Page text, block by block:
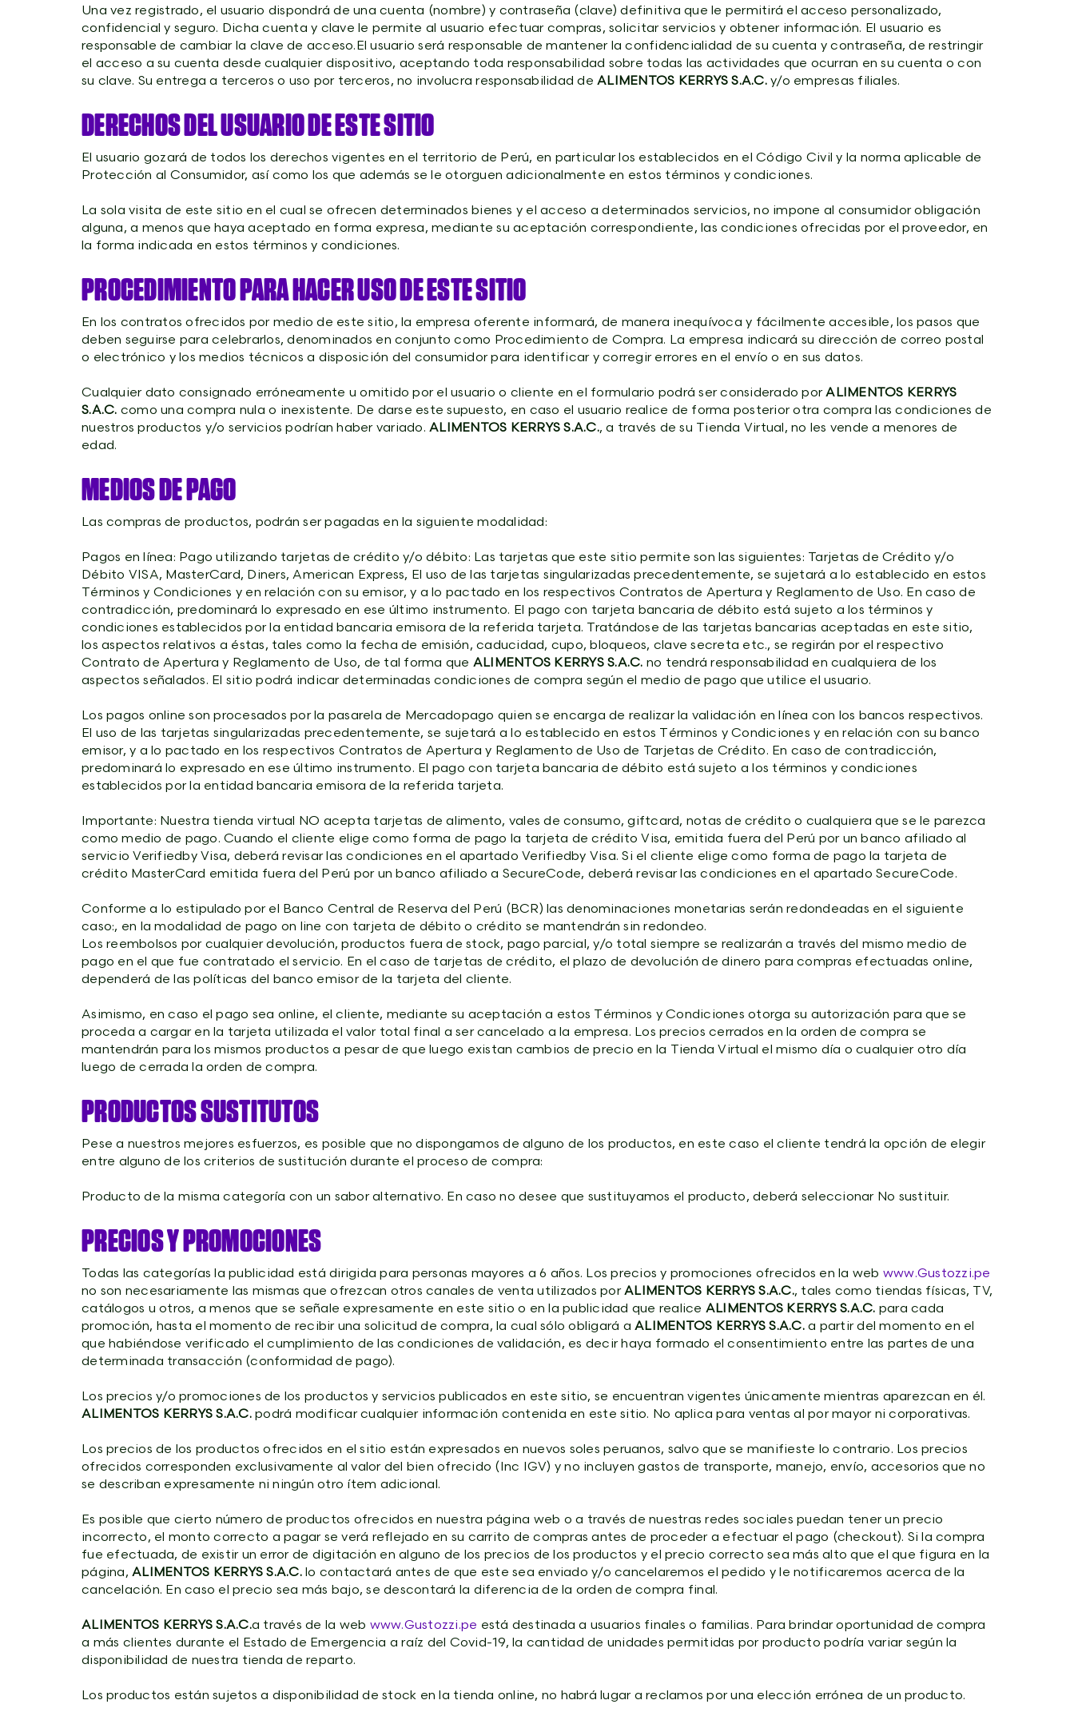
Una vez registrado, el usuario dispondrá de una cuenta (nombre) y contraseña (clave) definitiva que le permitirá el acceso personalizado,
confidencial y seguro. Dicha cuenta y clave le permite al usuario efectuar compras, solicitar servicios y obtener información. El usuario es
responsable de cambiar la clave de acceso.El usuario será responsable de mantener la confidencialidad de su cuenta y contraseña, de restringir
el acceso a su cuenta desde cualquier dispositivo, aceptando toda responsabilidad sobre todas las actividades que ocurran en su cuenta o con
su clave. Su entrega a terceros o uso por terceros, no involucra responsabilidad de ALIMENTOS KERRYS S.A.C.y/o empresas filiales.
DERECHOS DEL USUARIO DE ESTE SITIO
El usuario gozará de todos los derechos vigentes en el territorio de Perú, en particular los establecidos en el Código Civil y la norma aplicable de
Protección al Consumidor, así como los que además se le otorguen adicionalmente en estos términos y condiciones.
La sola visita de este sitio en el cual se ofrecen determinados bienes y el acceso a determinados servicios, no impone al consumidor obligación
alguna, a menos que haya aceptado en forma expresa, mediante su aceptación correspondiente, las condiciones ofrecidas por el proveedor, en
la forma indicada en estos términos y condiciones.
PROCEDIMIENTO PARA HACER USO DE ESTE SITIO
En los contratos ofrecidos por medio de este sitio, la empresa oferente informará, de manera inequívoca y fácilmente accesible, los pasos que
deben seguirse para celebrarlos, denominados en conjunto como Procedimiento de Compra. La empresa indicará su dirección de correo postal
o electrónico y los medios técnicos a disposición del consumidor para identificar y corregir errores en el envío o en sus datos.
Cualquier dato consignado erróneamente u omitido por el usuario o cliente en el formulario podrá ser considerado porALIMENTOS KERRYS
S.A.C. como una compra nula o inexistente. De darse este supuesto, en caso el usuario realice de forma posterior otra compra las condiciones de
nuestros productos y/o servicios podrían haber variado. ALIMENTOS KERRYS S.A.C., a través de su Tienda Virtual, no les vende a menores de
edad.
MEDIOS DE PAGO
Las compras de productos, podrán ser pagadas en la siguiente modalidad:
Pagos en línea: Pago utilizando tarjetas de crédito y/o débito: Las tarjetas que este sitio permite son las siguientes: Tarjetas de Crédito y/o
Débito VISA, MasterCard, Diners, American Express, El uso de las tarjetas singularizadas precedentemente, se sujetará a lo establecido en estos
Términos y Condiciones y en relación con su emisor, y a lo pactado en los respectivos Contratos de Apertura y Reglamento de Uso. En caso de
contradicción, predominará lo expresado en ese último instrumento. El pago con tarjeta bancaria de débito está sujeto a los términos y
condiciones establecidos por la entidad bancaria emisora de la referida tarjeta. Tratándose de las tarjetas bancarias aceptadas en este sitio,
los aspectos relativos a éstas, tales como la fecha de emisión, caducidad, cupo, bloqueos, clave secreta etc., se regirán por el respectivo
Contrato de Apertura y Reglamento de Uso, de tal forma que ALIMENTOS KERRYS S.A.C. no tendrá responsabilidad en cualquiera de los
aspectos señalados. El sitio podrá indicar determinadas condiciones de compra según el medio de pago que utilice el usuario.
Los pagos online son procesados por la pasarela de Mercadopago quien se encarga de realizar la validación en línea con los bancos respectivos.
El uso de las tarjetas singularizadas precedentemente, se sujetará a lo establecido en estos Términos y Condiciones y en relación con su banco
emisor, y a lo pactado en los respectivos Contratos de Apertura y Reglamento de Uso de Tarjetas de Crédito. En caso de contradicción,
predominará lo expresado en ese último instrumento. El pago con tarjeta bancaria de débito está sujeto a los términos y condiciones
establecidos por la entidad bancaria emisora de la referida tarjeta.
Importante: Nuestra tienda virtual NO acepta tarjetas de alimento, vales de consumo, giftcard, notas de crédito o cualquiera que se le parezca
como medio de pago. Cuando el cliente elige como forma de pago la tarjeta de crédito Visa, emitida fuera del Perú por un banco afiliado al
servicio Verifiedby Visa, deberá revisar las condiciones en el apartado Verifiedby Visa. Si el cliente elige como forma de pago la tarjeta de
crédito MasterCard emitida fuera del Perú por un banco afiliado a SecureCode, deberá revisar las condiciones en el apartado SecureCode.
Conforme a lo estipulado por el Banco Central de Reserva del Perú (BCR) las denominaciones monetarias serán redondeadas en el siguiente
caso:, en la modalidad de pago on line con tarjeta de débito o crédito se mantendrán sin redondeo.
Los reembolsos por cualquier devolución, productos fuera de stock, pago parcial, y/o total siempre se realizarán a través del mismo medio de
pago en el que fue contratado el servicio. En el caso de tarjetas de crédito, el plazo de devolución de dinero para compras efectuadas online,
dependerá de las políticas del banco emisor de la tarjeta del cliente.
Asimismo, en caso el pago sea online, el cliente, mediante su aceptación a estos Términos y Condiciones otorga su autorización para que se
proceda a cargar en la tarjeta utilizada el valor total final a ser cancelado a la empresa. Los precios cerrados en la orden de compra se
mantendrán para los mismos productos a pesar de que luego existan cambios de precio en la Tienda Virtual el mismo día o cualquier otro día
luego de cerrada la orden de compra.
PRODUCTOS SUSTITUTOS
Pese a nuestros mejores esfuerzos, es posible que no dispongamos de alguno de los productos, en este caso el cliente tendrá la opción de elegir
entre alguno de los criterios de sustitución durante el proceso de compra:
Producto de la misma categoría con un sabor alternativo. En caso no desee que sustituyamos el producto, deberá seleccionar No sustituir.
PRECIOS Y PROMOCIONES
Todas las categorías la publicidad está dirigida para personas mayores a 6 años. Los precios y promociones ofrecidos en la web www.Gustozzi.pe
no son necesariamente las mismas que ofrezcan otros canales de venta utilizados porALIMENTOS KERRYS S.A.C., tales como tiendas físicas, TV,
catálogos u otros, a menos que se señale expresamente en este sitio o en la publicidad que realice ALIMENTOS KERRYS S.A.C. para cada
promoción, hasta el momento de recibir una solicitud de compra, la cual sólo obligará a ALIMENTOS KERRYS S.A.C. a partir del momento en el
que habiéndose verificado el cumplimiento de las condiciones de validación, es decir haya formado el consentimiento entre las partes de una
determinada transacción (conformidad de pago).
Los precios y/o promociones de los productos y servicios publicados en este sitio, se encuentran vigentes únicamente mientras aparezcan en él.
ALIMENTOS KERRYS S.A.C.podrá modificar cualquier información contenida en este sitio. No aplica para ventas al por mayor ni corporativas.
Los precios de los productos ofrecidos en el sitio están expresados en nuevos soles peruanos, salvo que se manifieste lo contrario. Los precios
ofrecidos corresponden exclusivamente al valor del bien ofrecido (Inc IGV) y no incluyen gastos de transporte, manejo, envío, accesorios que no
se describan expresamente ni ningún otro ítem adicional.
Es posible que cierto número de productos ofrecidos en nuestra página web o a través de nuestras redes sociales puedan tener un precio
incorrecto, el monto correcto a pagar se verá reflejado en su carrito de compras antes de proceder a efectuar el pago (checkout). Si la compra
fue efectuada, de existir un error de digitación en alguno de los precios de los productos y el precio correcto sea más alto que el que figura en la
página, ALIMENTOS KERRYS S.A.C.lo contactará antes de que este sea enviado y/o cancelaremos el pedido y le notificaremos acerca de la
cancelación. En caso el precio sea más bajo, se descontará la diferencia de la orden de compra final.
ALIMENTOS KERRYS S.A.C.a través de la web www.Gustozzi.pe está destinada a usuarios finales o familias. Para brindar oportunidad de compra
a más clientes durante el Estado de Emergencia a raíz del Covid-19, la cantidad de unidades permitidas por producto podría variar según la
disponibilidad de nuestra tienda de reparto.
Los productos están sujetos a disponibilidad de stock en la tienda online, no habrá lugar a reclamos por una elección errónea de un producto.